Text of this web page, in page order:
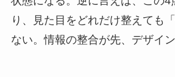
り、見た目をどれだけ整えても
ない。情報の整合が先、デザイン